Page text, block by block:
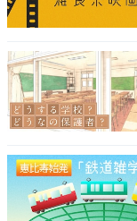
［テイクアウト］お子
日（火）14時まで